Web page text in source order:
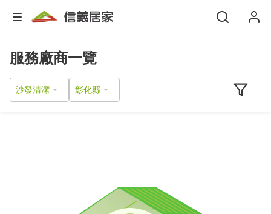
服務廠商一覽
沙發清潔